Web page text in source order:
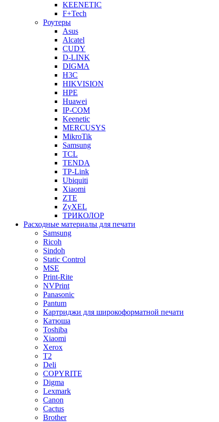
KEENETIC
F+Tech
Роутеры
Asus
Alcatel
CUDY
D-LINK
DIGMA
H3C
HIKVISION
HPE
Huawei
IP-COM
Keenetic
MERCUSYS
MikroTik
Samsung
TCL
TENDA
TP-Link
Ubiquiti
Xiaomi
ZTE
ZyXEL
ТРИКОЛОР
Расходные материалы для печати
Samsung
Ricoh
Sindoh
Static Control
MSE
Print-Rite
NVPrint
Panasonic
Pantum
Картриджи для широкоформатной печати
Катюша
Toshiba
Xiaomi
Xerox
T2
Deli
COPYRITE
Digma
Lexmark
Canon
Cactus
Brother